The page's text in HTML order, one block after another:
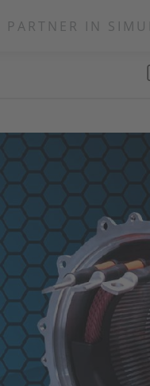
PARTNER IN